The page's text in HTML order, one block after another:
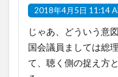
2018年4月5日 11:14
じゃあ、どういう意
国会議員ましては総
て、聴く側の捉え方